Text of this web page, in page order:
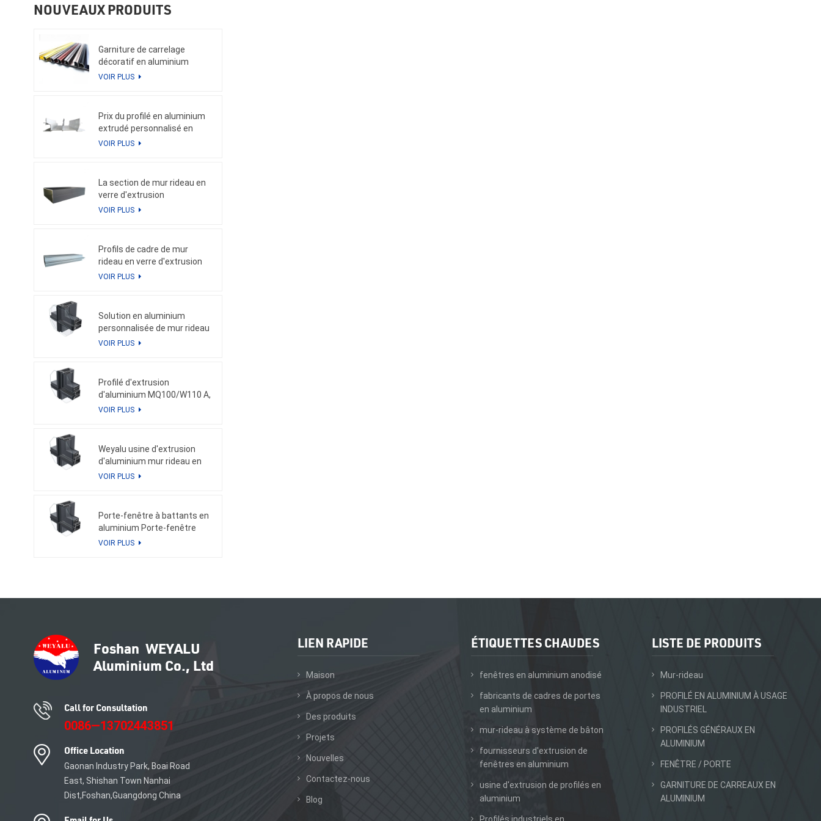
NOUVEAUX PRODUITS
Garniture de carrelage
décoratif en aluminium
VOIR PLUS
Prix du profilé en aluminium
extrudé personnalisé en
Chine en kg pour le profilé de
VOIR PLUS
La section de mur rideau en
verre d'extrusion
d'aluminium Weyalu profile le
d'énergie de façade de
bâtiment
VOIR PLUS
Profils de cadre de mur
rideau en verre d'extrusion
d'aluminium de prix inférieur
VOIR PLUS
Solution en aluminium
personnalisée de mur rideau
en aluminium de porte de
B
VOIR PLUS
Profilé d'extrusion
d'aluminium MQ100/W110 A,
profil en aluminium
aluminium
VOIR PLUS
Weyalu usine d'extrusion
d'aluminium mur rideau en
aluminium profil en
d'énergie revêtement en
poudre anodisation
VOIR PLUS
Porte-fenêtre à battants en
aluminium Porte-fenêtre
coulissante en aluminium
VOIR PLUS
Call for Consultation
0086—13702443851
Office Location
Gaonan Industry Park, Boai Road
East, Shishan Town Nanhai
Dist,Foshan,Guangdong China
LIEN RAPIDE
Maison
À propos de nous
Des produits
Projets
Nouvelles
Contactez-nous
Blog
LISTE DE PRODUITS
Mur-rideau
PROFILÉ EN ALUMINIUM À USAGE
INDUSTRIEL
PROFILÉS GÉNÉRAUX EN
ALUMINIUM
FENÊTRE / PORTE
GARNITURE DE CARREAUX EN
ALUMINIUM
ÉTIQUETTES CHAUDES
fenêtres en aluminium anodisé
fabricants de cadres de portes
en aluminium
mur-rideau à système de bâton
fournisseurs d'extrusion de
fenêtres en aluminium
usine d'extrusion de profilés en
aluminium
Profilés industriels en